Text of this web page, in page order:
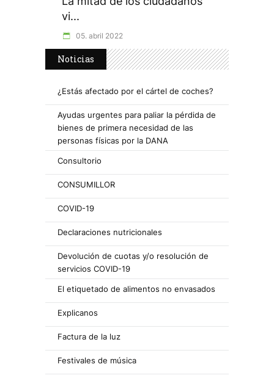
vi...
05. abril 2022
Noticias
¿Estás afectado por el cártel de coches?
Ayudas urgentes para paliar la pérdida de
bienes de primera necesidad de las
personas físicas por la DANA
Consultorio
CONSUMILLOR
COVID-19
Declaraciones nutricionales
Devolución de cuotas y/o resolución de
servicios COVID-19
El etiquetado de alimentos no envasados
Explicanos
Factura de la luz
Festivales de música